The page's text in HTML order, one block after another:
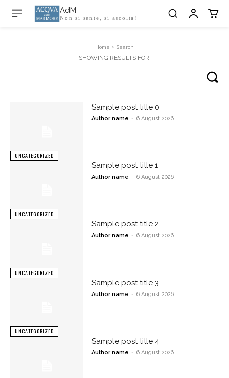
AdM
Non si sente, si ascolta!
Home Search
SHOWING RESULTS FOR:
UNCATEGORIZED
Sample post title 0
Author name - 6 August 2026
UNCATEGORIZED
Sample post title 1
Author name - 6 August 2026
UNCATEGORIZED
Sample post title 2
Author name - 6 August 2026
UNCATEGORIZED
Sample post title 3
Author name - 6 August 2026
Sample post title 4
Author name - 6 August 2026